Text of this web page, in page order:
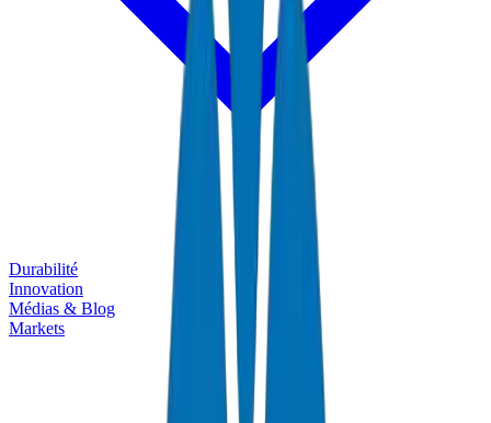
Durabilité
Innovation
Médias & Blog
Markets